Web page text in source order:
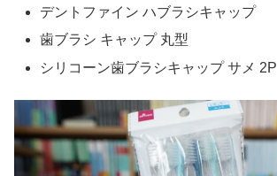
デントファイン ハブラシキャップ
歯ブラシ キャップ 丸型
シリコーン歯ブラシキャップ サメ 2P